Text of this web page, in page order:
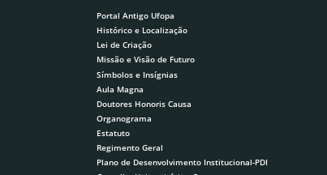
Portal Antigo Ufopa
Histórico e Localização
Lei de Criação
Missão e Visão de Futuro
Símbolos e Insígnias
Aula Magna
Doutores Honoris Causa
Organograma
Estatuto
Regimento Geral
Plano de Desenvolvimento Institucional-PDI